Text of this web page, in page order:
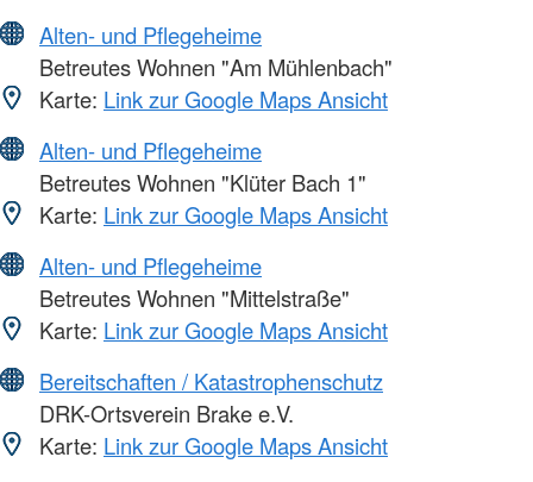
Alten- und Pflegeheime
Betreutes Wohnen "Am Mühlenbach"
Karte: Link zur Google Maps Ansicht
Alten- und Pflegeheime
Betreutes Wohnen "Klüter Bach 1"
Karte: Link zur Google Maps Ansicht
Alten- und Pflegeheime
Betreutes Wohnen "Mittelstraße"
Karte: Link zur Google Maps Ansicht
Bereitschaften / Katastrophenschutz
DRK-Ortsverein Brake e.V.
Karte: Link zur Google Maps Ansicht